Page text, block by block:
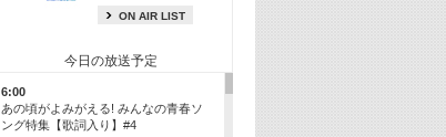
ON AIR LIST
今日の放送予定
6:00
あの頃がよみがえる! みんなの青春ソ
ング特集【歌詞入り】#4